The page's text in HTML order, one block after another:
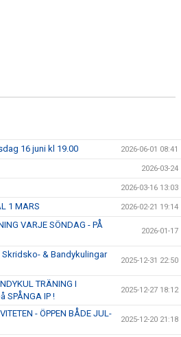
16 juni kl 19.00 2026-06-01 08:41
2026-03-24
2026-03-16 13:03
1 MARS 2026-02-21 19:14
VARJE SÖNDAG - PÅ
2026-01-17
& Bandykulingar
2025-12-31 22:50
TRÄNING I
SPÅNGA IP !
2025-12-27 18:12
- ÖPPEN BÅDE JUL-
2025-12-20 21:18